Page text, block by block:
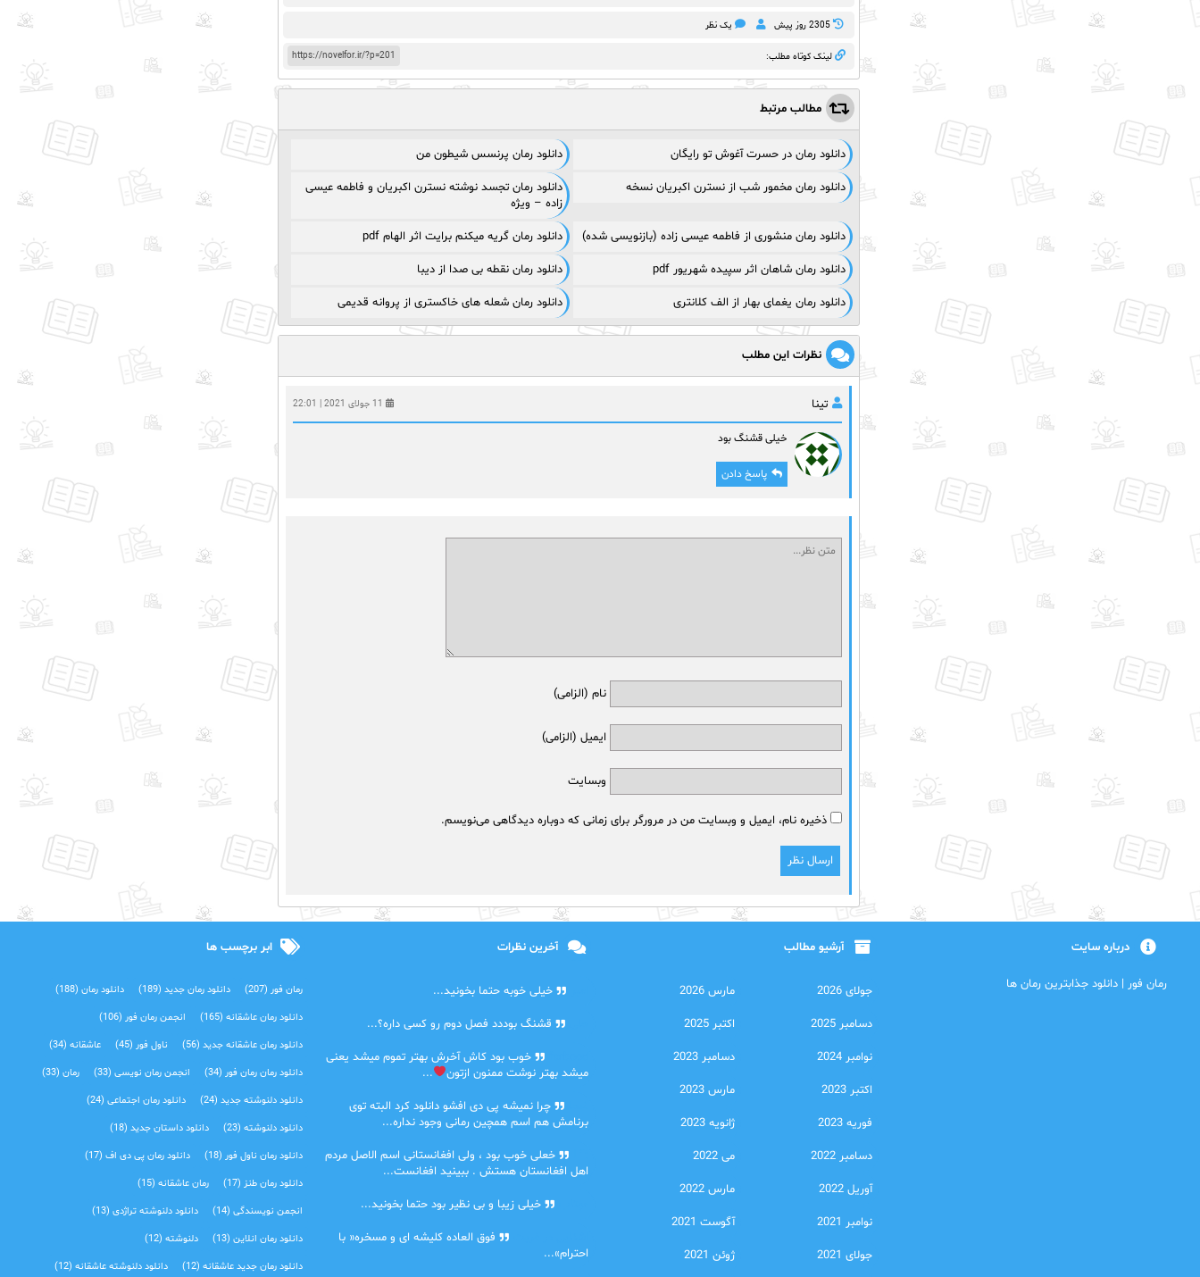
2305 روز پيش یک نظر
https://novelfor.ir/?p=201 لینک کوتاه مطلب:
مطالب مرتبط
دانلود رمان در حسرت آغوش تو رایگان دانلود رمان پرنسس شیطون من
دانلود رمان مخمور شب از نسترن اکبریان نسخه
دانلود رمان تجسد نوشته نسترن اکبریان و فاطمه عیسی
زاده – ویژه
دانلود رمان منشوری از فاطمه عیسی زاده (بازنویسی شده) دانلود رمان گریه میکنم برایت اثر الهام pdf
دانلود رمان شاهان اثر سپیده شهریور pdf دانلود رمان نقطه بی صدا از دیبا
دانلود رمان یغمای بهار از الف کلانتری دانلود رمان شعله های خاکستری از پروانه قدیمی
نظرات این مطلب
تینا 11 جولای 2021 | 22:01
خیلی قشنگ بود
پاسخ دادن
نام (الزامی)
ایمیل (الزامی)
وبسایت
ذخیره نام، ایمیل و وبسایت من در مرورگر برای زمانی که دوباره دیدگاهی می‌نویسم.
درباره سایت
رمان فور | دانلود جذابترین رمان ها
آرشیو مطالب
جولای 2026 مارس 2026
دسامبر 2025 اکتبر 2025
نوامبر 2024 دسامبر 2023
اکتبر 2023 مارس 2023
فوریه 2023 ژانویه 2023
دسامبر 2022 می 2022
آوریل 2022 مارس 2022
نوامبر 2021 آگوست 2021
جولای 2021 ژوئن 2021
آخرین نظرات
خیلی خوبه حتما بخونید...
قشنگ بوددد فصل دوم رو کسی داره؟...
خوب بود کاش آخرش بهتر تموم میشد یعنی
میشد بهتر نوشت ممنون ازتون
...
چرا نمیشه پی دی افشو دانلود کرد البته توی
برنامش هم اسم همچین رمانی وجود نداره...
خعلی خوب بود ، ولی افغانستانی اسم الاصل مردم
اهل افغانستان هستش . ببینید افغانست...
خیلی زیبا و بی نظیر بود حتما بخونید...
فوق العاده کلیشه ای و مسخره« با
احترام»...
ابر برچسب ها
رمان فور (207) دانلود رمان جدید (189) دانلود رمان (188)
دانلود رمان عاشقانه (165) انجمن رمان فور (106)
دانلود رمان عاشقانه جدید (56) ناول فور (45) عاشقانه (34)
دانلود رمان رمان فور (34) انجمن رمان نویسی (33) رمان (33)
دانلود دلنوشته جدید (24) دانلود رمان اجتماعی‌ (24)
دانلود دلنوشته (23) دانلود داستان جدید (18)
دانلود رمان ناول فور (18) دانلود رمان پی دی اف (17)
دانلود رمان طنز (17) رمان عاشقانه (15)
انجمن نویسندگی (14) دانلود دلنوشته تراژدی‌ (13)
دانلود رمان انلاین (13) دلنوشته (12)
دانلود رمان جدید عاشقانه (12) دانلود دلنوشته عاشقانه (12)